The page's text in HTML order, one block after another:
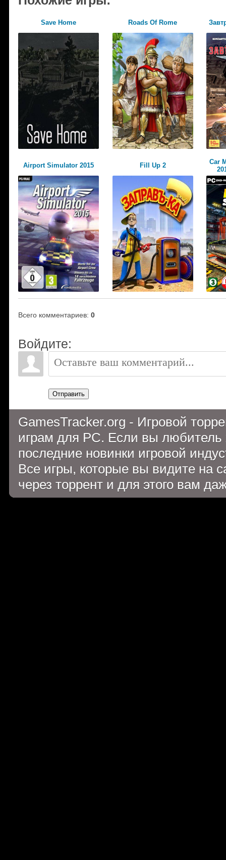
Save Home Roads Of Rome
Airport Simulator 2015 Fill Up 2
Car
Всего комментариев: 0
Войдите:
Отправить
GamesTracker.org - Игровой
играм для PC. Если вы
последние новинки игровой
Все игры, которые вы видите на
через торрент и для этого вам